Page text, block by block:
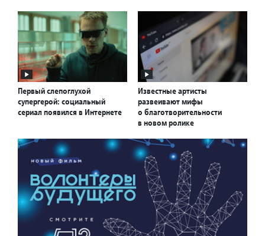
Первый слепоглухой
супергерой: социальный
сериал появился в Интернете
Известные артисты
развеивают мифы
о благотворительности
в новом ролике